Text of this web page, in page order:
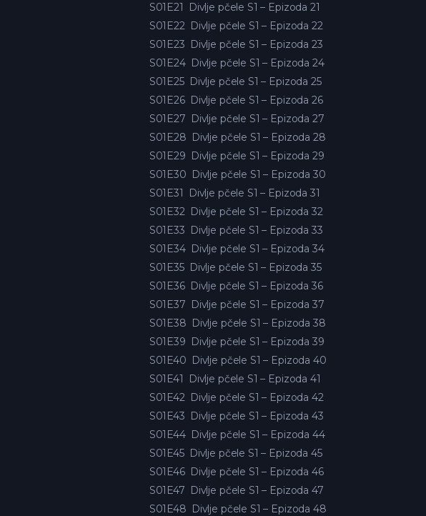
S01E21
Divlje pčele S1 – Epizoda 21
S01E22 Divlje pčele S1 – Epizoda 22
S01E23 Divlje pčele S1 – Epizoda 23
S01E24 Divlje pčele S1 – Epizoda 24
S01E25 Divlje pčele S1 – Epizoda 25
S01E26 Divlje pčele S1 – Epizoda 26
S01E27 Divlje pčele S1 – Epizoda 27
S01E28 Divlje pčele S1 – Epizoda 28
S01E29 Divlje pčele S1 – Epizoda 29
S01E30 Divlje pčele S1 – Epizoda 30
S01E31
Divlje pčele S1 – Epizoda 31
S01E32 Divlje pčele S1 – Epizoda 32
S01E33 Divlje pčele S1 – Epizoda 33
S01E34 Divlje pčele S1 – Epizoda 34
S01E35 Divlje pčele S1 – Epizoda 35
S01E36 Divlje pčele S1 – Epizoda 36
S01E37 Divlje pčele S1 – Epizoda 37
S01E38 Divlje pčele S1 – Epizoda 38
S01E39 Divlje pčele S1 – Epizoda 39
S01E40 Divlje pčele S1 – Epizoda 40
S01E41
Divlje pčele S1 – Epizoda 41
S01E42 Divlje pčele S1 – Epizoda 42
S01E43 Divlje pčele S1 – Epizoda 43
S01E44 Divlje pčele S1 – Epizoda 44
S01E45 Divlje pčele S1 – Epizoda 45
S01E46 Divlje pčele S1 – Epizoda 46
S01E47 Divlje pčele S1 – Epizoda 47
S01E48 Divlje pčele S1 – Epizoda 48